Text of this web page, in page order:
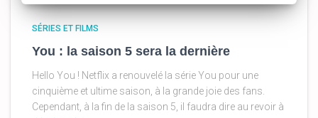
SÉRIES ET FILMS
You : la saison 5 sera la dernière
Hello You ! Netflix a renouvelé la série You pour une
cinquième et ultime saison, à la grande joie des fans.
Cependant, à la fin de la saison 5, il faudra dire au revoir à